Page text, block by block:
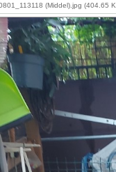
(Middel).jpg (404.65